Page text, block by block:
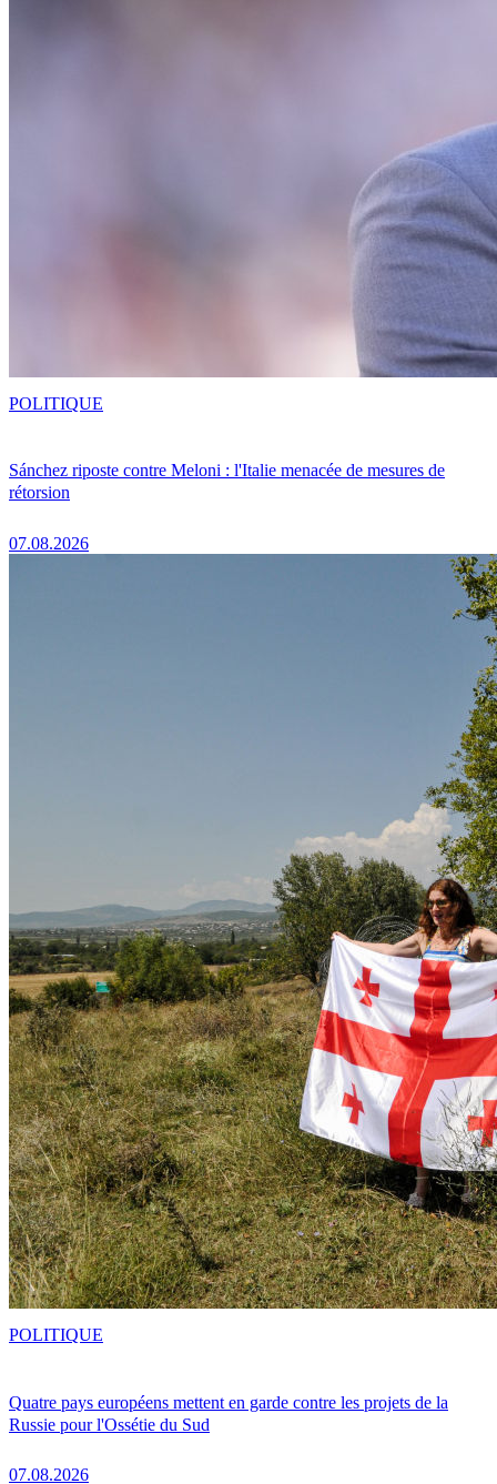
Sánchez riposte contre Meloni : l'Italie menacée de mesures de
rétorsion
07.08.2026
POLITIQUE
Quatre pays européens mettent en garde contre les projets de la
Russie pour l'Ossétie du Sud
07.08.2026
POLITIQUE